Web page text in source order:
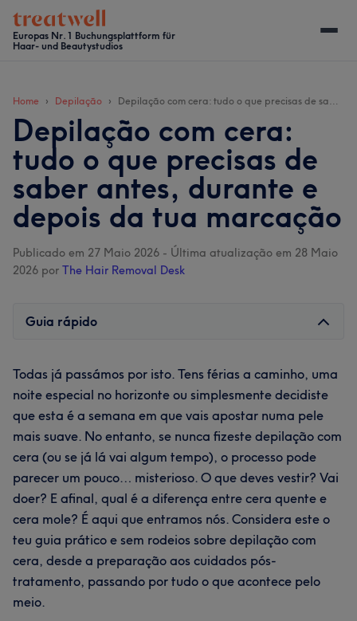
Skip
main
Skip
secondary
Skip
primary
Skip
footer
Europas Nr. 1 Buchungsplattform für
Haar- und Beautystudios
Home Depilação Depilação com cera: tudo o que precisas de saber antes, durante e depois da tua marcação
Depilação com cera:
tudo o que precisas de
saber antes, durante e
depois da tua marcação
Publicado em 27 Maio 2026 - Última atualização em 28 Maio
2026 por The Hair Removal Desk
Guia rápido
Todas já passámos por isto. Tens férias a caminho, uma
noite especial no horizonte ou simplesmente decidiste
que esta é a semana em que vais apostar numa pele
mais suave. No entanto, se nunca fizeste depilação com
cera (ou se já lá vai algum tempo), o processo pode
parecer um pouco… misterioso. O que deves vestir? Vai
doer? E afinal, qual é a diferença entre cera quente e
cera mole? É aqui que entramos nós. Considera este o
teu guia prático e sem rodeios sobre depilação com
cera, desde a preparação aos cuidados pós-
tratamento, passando por tudo o que acontece pelo
meio.